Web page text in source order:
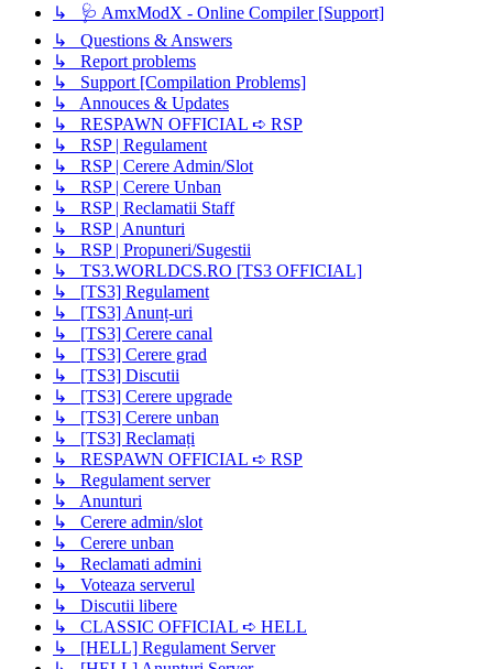
↳ 🩺 AmxModX - Online Compiler [Support]
↳ Questions & Answers
↳ Report problems
↳ Support [Compilation Problems]
↳ Annouces & Updates
↳ RESPAWN OFFICIAL ➪ RSP
↳ RSP | Regulament
↳ RSP | Cerere Admin/Slot
↳ RSP | Cerere Unban
↳ RSP | Reclamatii Staff
↳ RSP | Anunturi
↳ RSP | Propuneri/Sugestii
↳ TS3.WORLDCS.RO [TS3 OFFICIAL]
↳ [TS3] Regulament
↳ [TS3] Anunț-uri
↳ [TS3] Cerere canal
↳ [TS3] Cerere grad
↳ [TS3] Discutii
↳ [TS3] Cerere upgrade
↳ [TS3] Cerere unban
↳ [TS3] Reclamați
↳ RESPAWN OFFICIAL ➪ RSP
↳ Regulament server
↳ Anunturi
↳ Cerere admin/slot
↳ Cerere unban
↳ Reclamati admini
↳ Voteaza serverul
↳ Discutii libere
↳ CLASSIC OFFICIAL ➪ HELL
↳ [HELL] Regulament Server